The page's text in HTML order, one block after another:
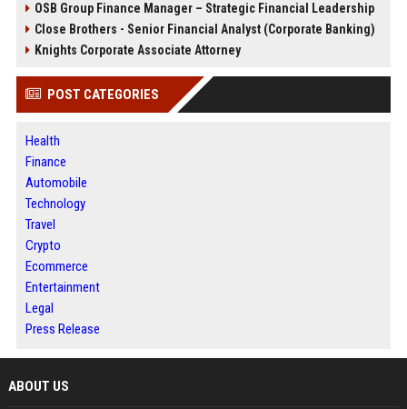
OSB Group Finance Manager – Strategic Financial Leadership
Close Brothers - Senior Financial Analyst (Corporate Banking)
Knights Corporate Associate Attorney
POST CATEGORIES
Health
Finance
Automobile
Technology
Travel
Crypto
Ecommerce
Entertainment
Legal
Press Release
ABOUT US